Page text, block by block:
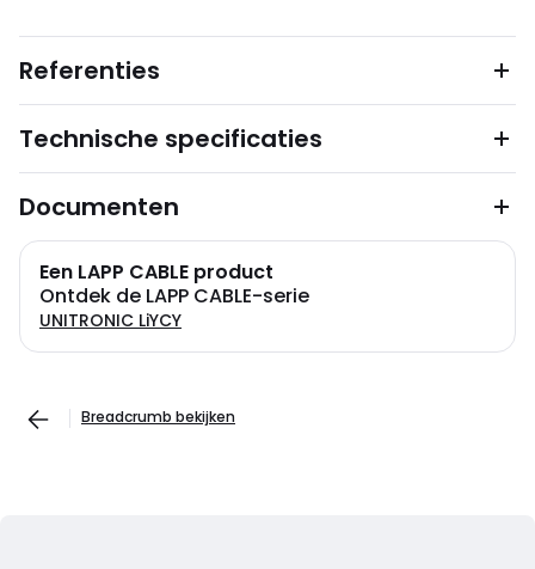
Referenties
Technische specificaties
Documenten
Een LAPP CABLE product
Ontdek de LAPP CABLE-serie
UNITRONIC LiYCY
Breadcrumb bekijken